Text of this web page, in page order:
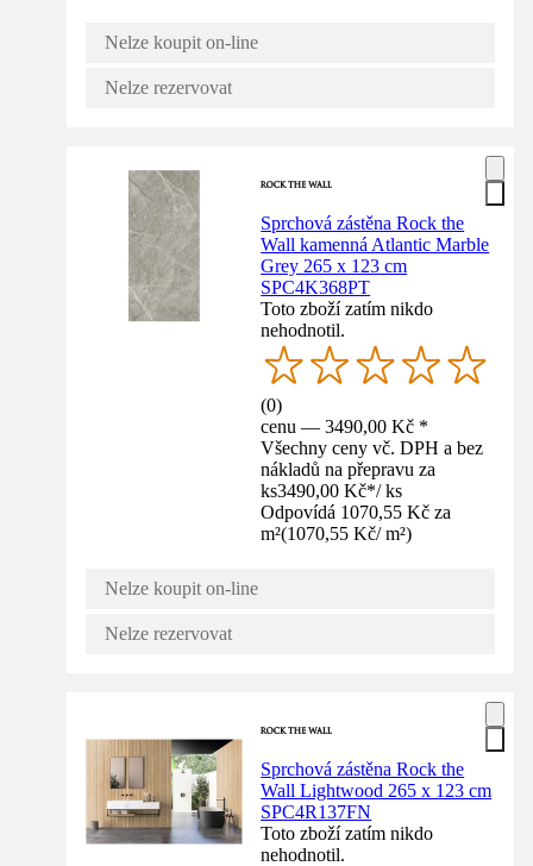
Nelze koupit on-line
Nelze rezervovat
Sprchová zástěna Rock the
Wall kamenná Atlantic Marble
Grey 265 x 123 cm
SPC4K368PT
Toto zboží zatím nikdo
nehodnotil.
(0)
cenu — 3490,00 Kč *
Všechny ceny vč. DPH a bez
nákladů na přepravu za
ks3490,00 Kč*/ ks
Odpovídá 1070,55 Kč za
m²(1070,55 Kč/ m²)
Nelze koupit on-line
Nelze rezervovat
Sprchová zástěna Rock the
Wall Lightwood 265 x 123 cm
SPC4R137FN
Toto zboží zatím nikdo
nehodnotil.